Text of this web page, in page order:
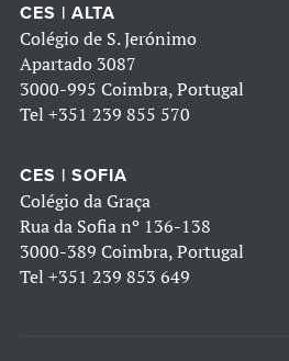
CES | ALTA
Colégio de S. Jerónimo
Apartado 3087
3000-995 Coimbra, Portugal
Tel +351 239 855 570
CES | SOFIA
Colégio da Graça
Rua da Sofia nº 136-138
3000-389 Coimbra, Portugal
Tel +351 239 853 649